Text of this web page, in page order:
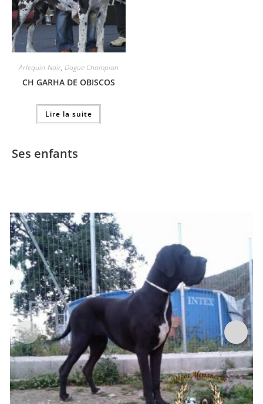
Arlequin-Noir, Dogue Champion
CH GARHA DE OBISCOS
Lire la suite
Ses enfants